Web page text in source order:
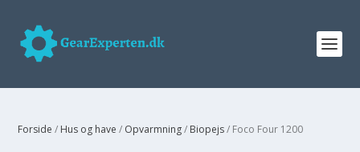
Forside / Hus og have / Opvarmning/ Biopejs/ Foco Four 1200